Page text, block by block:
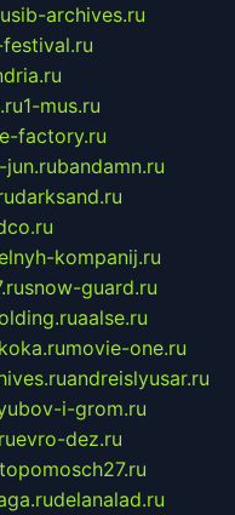
sib-archives.ru
1-mus.ru
factory.ru
jun.rubandamn.ru
darksand.ru
kompanij.ru
snow-guard.ru
aalse.ru
movie-one.ru
andreislyusar.ru
i-grom.ru
evro-dez.ru
delanalad.ru